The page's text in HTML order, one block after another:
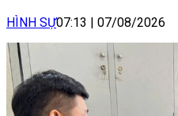
HÌNH SỰ07:13 | 07/08/2026